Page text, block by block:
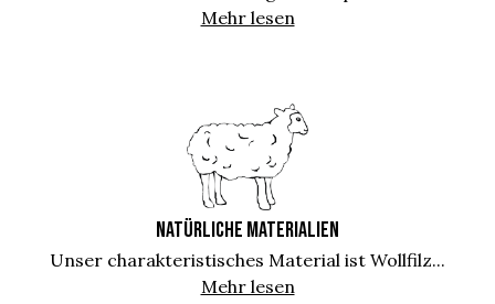
Mehr lesen
NATÜRLICHE MATERIALIEN
Unser charakteristisches Material ist Wollfilz...
Mehr lesen